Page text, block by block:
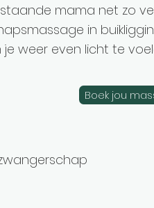
mama net zo
in
weer even licht te
Boek jou